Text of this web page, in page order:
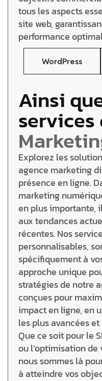
tous les aspects
site web,
performance
WordPress
Ainsi
services
Explorez les
agence marketing
présence en ligne.
marketing
en plus importante,
aux tendances
récentes. Nos
personnalisables,
spécifiquement à
approche unique
stratégies de notre
conçues pour
impact en ligne, en
les plus avancées
Que ce soit pour le
ou l’optimisation
nous sommes là
à atteindre vos